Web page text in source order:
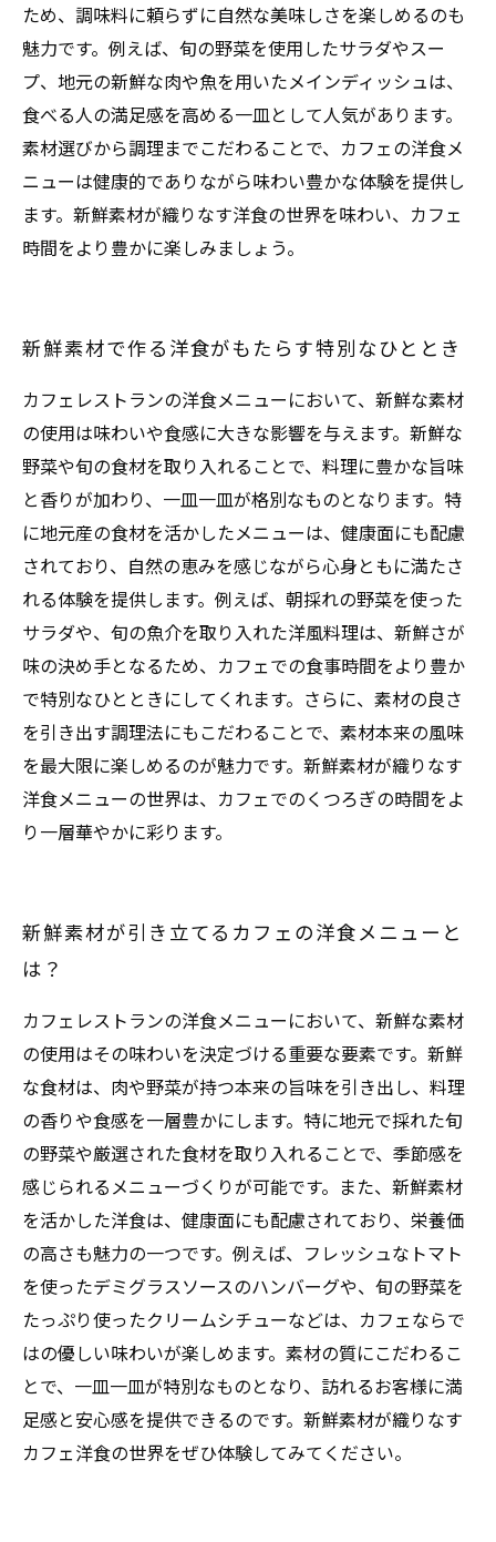
ため、調味料に頼らずに自然な美味しさを楽しめるのも
魅力です。例えば、旬の野菜を使用したサラダやスー
プ、地元の新鮮な肉や魚を用いたメインディッシュは、
食べる人の満足感を高める一皿として人気があります。
素材選びから調理までこだわることで、カフェの洋食メ
ニューは健康的でありながら味わい豊かな体験を提供し
ます。新鮮素材が織りなす洋食の世界を味わい、カフェ
時間をより豊かに楽しみましょう。
新鮮素材で作る洋食がもたらす特別なひととき
カフェレストランの洋食メニューにおいて、新鮮な素材
の使用は味わいや食感に大きな影響を与えます。新鮮な
野菜や旬の食材を取り入れることで、料理に豊かな旨味
と香りが加わり、一皿一皿が格別なものとなります。特
に地元産の食材を活かしたメニューは、健康面にも配慮
されており、自然の恵みを感じながら心身ともに満たさ
れる体験を提供します。例えば、朝採れの野菜を使った
サラダや、旬の魚介を取り入れた洋風料理は、新鮮さが
味の決め手となるため、カフェでの食事時間をより豊か
で特別なひとときにしてくれます。さらに、素材の良さ
を引き出す調理法にもこだわることで、素材本来の風味
を最大限に楽しめるのが魅力です。新鮮素材が織りなす
洋食メニューの世界は、カフェでのくつろぎの時間をよ
り一層華やかに彩ります。
新鮮素材が引き立てるカフェの洋食メニューと
は？
カフェレストランの洋食メニューにおいて、新鮮な素材
の使用はその味わいを決定づける重要な要素です。新鮮
な食材は、肉や野菜が持つ本来の旨味を引き出し、料理
の香りや食感を一層豊かにします。特に地元で採れた旬
の野菜や厳選された食材を取り入れることで、季節感を
感じられるメニューづくりが可能です。また、新鮮素材
を活かした洋食は、健康面にも配慮されており、栄養価
の高さも魅力の一つです。例えば、フレッシュなトマト
を使ったデミグラスソースのハンバーグや、旬の野菜を
たっぷり使ったクリームシチューなどは、カフェならで
はの優しい味わいが楽しめます。素材の質にこだわるこ
とで、一皿一皿が特別なものとなり、訪れるお客様に満
足感と安心感を提供できるのです。新鮮素材が織りなす
カフェ洋食の世界をぜひ体験してみてください。